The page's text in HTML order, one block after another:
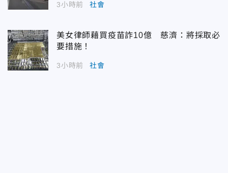
3小時前 社會
美女律師藉買疫苗詐10億 慈濟：將採取必
要措施！
3小時前 社會